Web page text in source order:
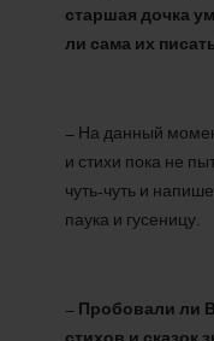
старшая дочка
ли сама их
– На данный
и стихи пока не
чуть-чуть и
паука и гусеницу.
– Пробовали ли